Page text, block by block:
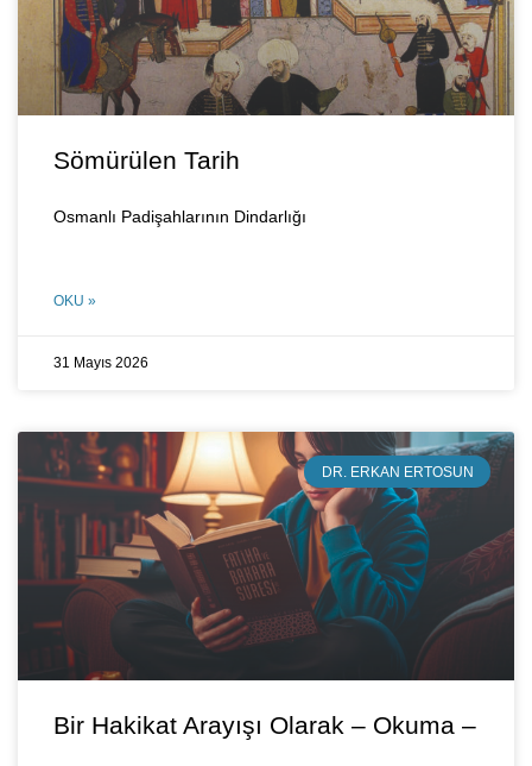
Sömürülen Tarih
Osmanlı Padişahlarının Dindarlığı
OKU »
31 Mayıs 2026
DR. ERKAN ERTOSUN
Bir Hakikat Arayışı Olarak – Okuma –